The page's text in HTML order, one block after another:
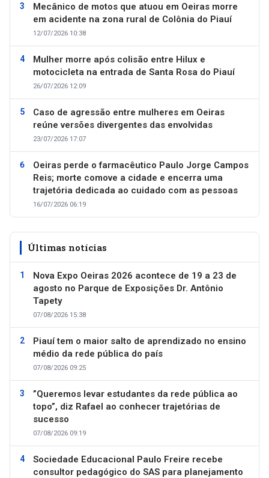
Mecânico de motos que atuou em Oeiras morre
em acidente na zona rural de Colônia do Piauí
12/07/2026 10:38
Mulher morre após colisão entre Hilux e
motocicleta na entrada de Santa Rosa do Piauí
26/07/2026 12:09
Caso de agressão entre mulheres em Oeiras
reúne versões divergentes das envolvidas
23/07/2026 17:07
Oeiras perde o farmacêutico Paulo Jorge Campos
Reis; morte comove a cidade e encerra uma
trajetória dedicada ao cuidado com as pessoas
16/07/2026 06:19
Últimas notícias
Nova Expo Oeiras 2026 acontece de 19 a 23 de
agosto no Parque de Exposições Dr. Antônio
Tapety
07/08/2026 15:38
Piauí tem o maior salto de aprendizado no ensino
médio da rede pública do país
07/08/2026 09:25
”Queremos levar estudantes da rede pública ao
topo”, diz Rafael ao conhecer trajetórias de
sucesso
07/08/2026 09:19
Sociedade Educacional Paulo Freire recebe
consultor pedagógico do SAS para planejamento